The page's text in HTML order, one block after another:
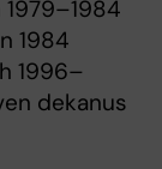
1984
1996–
dekanus